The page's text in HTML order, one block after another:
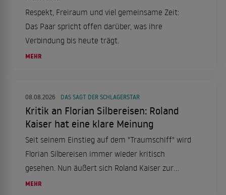
Respekt, Freiraum und viel gemeinsame Zeit:
Das Paar spricht offen darüber, was ihre
Verbindung bis heute trägt.
MEHR
08.08.2026 DAS SAGT DER SCHLAGERSTAR
Kritik an Florian Silbereisen: Roland
Kaiser hat eine klare Meinung
Seit seinem Einstieg auf dem "Traumschiff" wird
Florian Silbereisen immer wieder kritisch
gesehen. Nun äußert sich Roland Kaiser zur
Debatte um den ZDF-Kapitän.
MEHR